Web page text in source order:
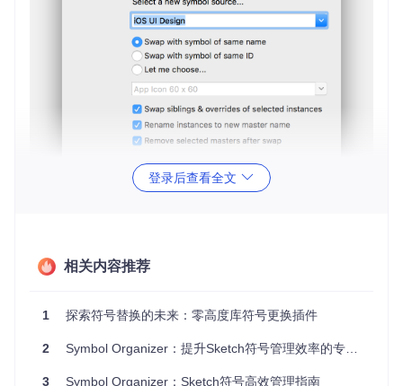
登录后查看全文
相关内容推荐
1 探索符号替换的未来：零高度库符号更换插件
2 Symbol Organizer：提升Sketch符号管理效率的专业工具
3 Symbol Organizer：Sketch符号高效管理指南